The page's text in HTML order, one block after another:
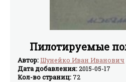
Пилотируемые
Автор:Шунейко Иван Иванович
Дата добавления:2015-05-17
Кол-во страниц: 72